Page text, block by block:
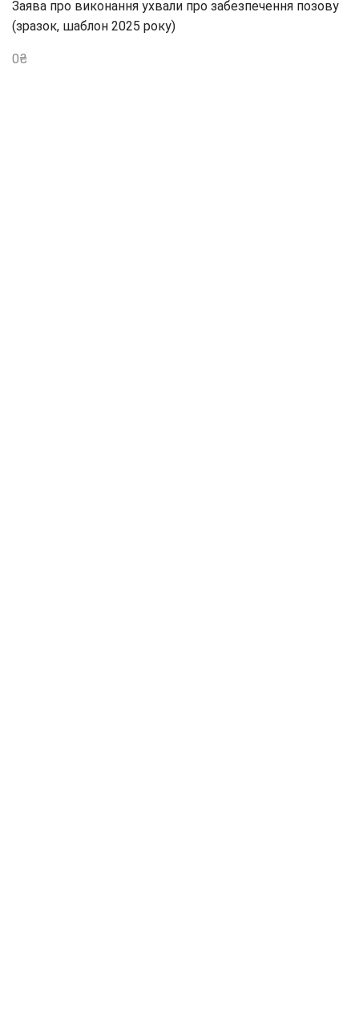
Заява про виконання ухвали про забезпечення позову
(зразок, шаблон 2025 року)
0₴